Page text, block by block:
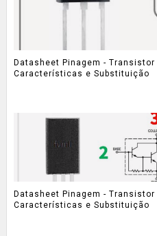
Datasheet Pinagem - Transistor
Características e Substituição
Datasheet Pinagem - Transistor
Características e Substituição